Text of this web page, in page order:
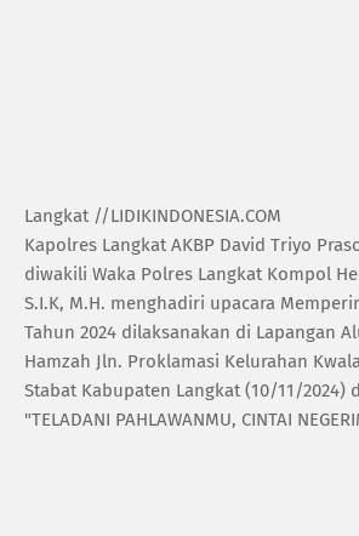
Langkat //LIDIKINDONESIA.COM
Kapolres Langkat AKBP David Triyo
diwakili Waka Polres Langkat Kompol
S.I.K, M.H. menghadiri upacara
Tahun 2024 dilaksanakan di Lapangan
Hamzah Jln. Proklamasi Kelurahan
Stabat Kabupaten Langkat (10/11/2024)
"TELADANI PAHLAWANMU, CINTAI